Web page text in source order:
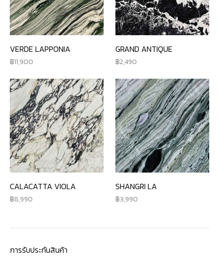
VERDE LAPPONIA
11,900
GRAND ANTIQUE
2,490
CALACATTA VIOLA
8,990
SHANGRI LA
3,990
การรับประกันสินค้า